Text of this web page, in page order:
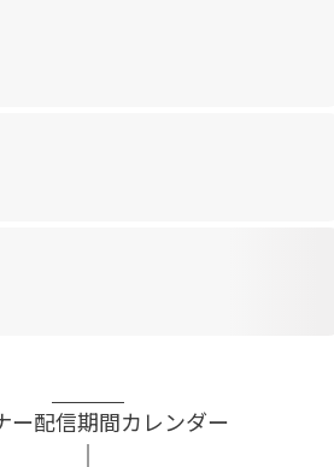
ー配信期間カレンダー